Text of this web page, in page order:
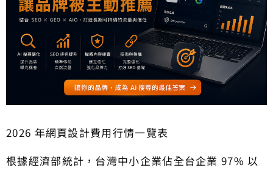
2026 年網頁設計費用行情一覽表
根據經濟部統計，台灣中小企業佔全台企業 97% 以